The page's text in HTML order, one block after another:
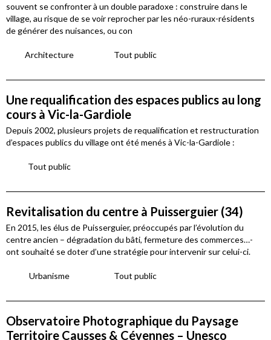
souvent se confronter à un double paradoxe : construire dans le
village, au risque de se voir reprocher par les néo-ruraux-résidents
de générer des nuisances, ou con
Architecture Tout public
Une requalification des espaces publics au long
cours à Vic-la-Gardiole
Depuis 2002, plusieurs projets de requalification et restructuration
d’espaces publics du village ont été menés à Vic-la-Gardiole :
Tout public
Revitalisation du centre à Puisserguier (34)
En 2015, les élus de Puisserguier, préoccupés par l’évolution du
centre ancien – dégradation du bâti, fermeture des commerces…-
ont souhaité se doter d’une stratégie pour intervenir sur celui-ci.
Urbanisme Tout public
Observatoire Photographique du Paysage
Territoire Causses & Cévennes – Unesco